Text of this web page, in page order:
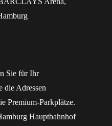
Sie für Ihr
die Adressen
Premium-Parkplätze.
Hauptbahnhof